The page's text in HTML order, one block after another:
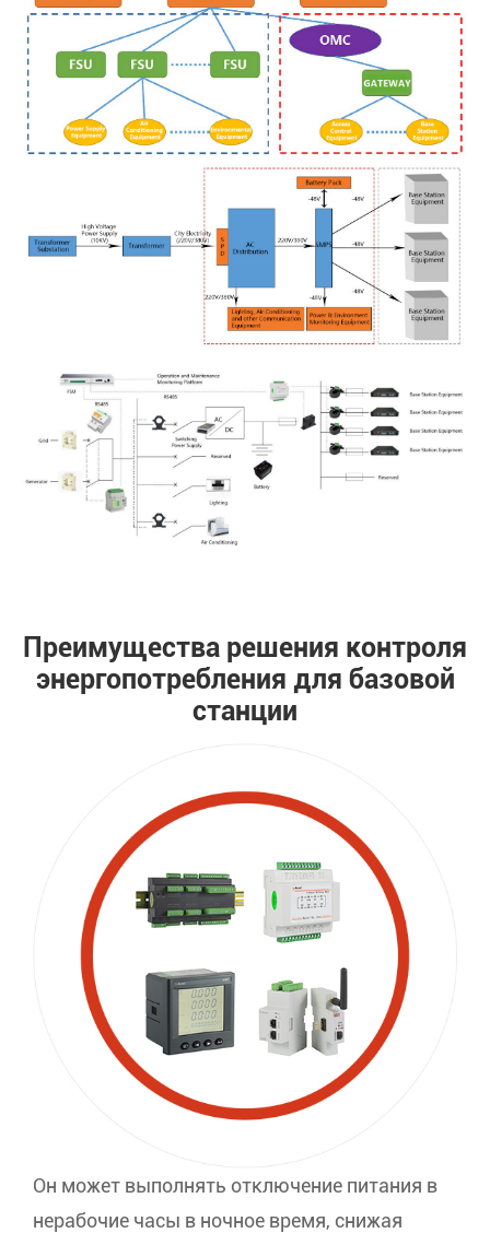
Преимущества решения контроля
энергопотребления для базовой
станции
Он может выполнять отключение питания в
нерабочие часы в ночное время, снижая